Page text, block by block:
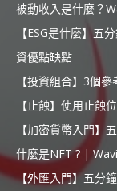
被動收入是什麼？
【ESG是什麼】五
資優點缺點
【投資組合】3個
【止蝕】使用止蝕
【加密貨幣入門】
什麼是NFT ? |
【外匯入門】五分